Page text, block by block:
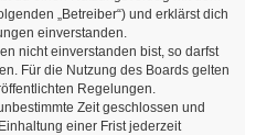
„Betreiber“) und erklärst dich
einverstanden.
nicht einverstanden bist, so darfst
Für die Nutzung des Boards gelten
Regelungen.
Zeit geschlossen und
einer Frist jederzeit